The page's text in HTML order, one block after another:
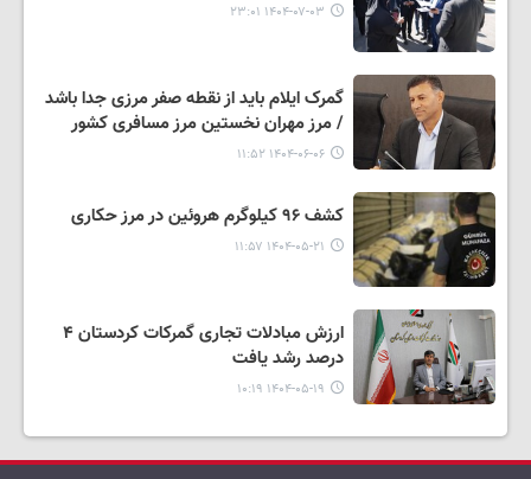
۱۴۰۴-۰۷-۰۳ ۲۳:۰۱
گمرک ایلام باید از نقطه صفر مرزی جدا باشد
/ مرز مهران نخستین مرز مسافری کشور
۱۴۰۴-۰۶-۰۶ ۱۱:۵۲
کشف ۹۶ کیلوگرم هروئین در مرز حکاری
۱۴۰۴-۰۵-۲۱ ۱۱:۵۷
ارزش مبادلات تجاری گمرکات کردستان ۴
درصد رشد یافت
۱۴۰۴-۰۵-۱۹ ۱۰:۱۹